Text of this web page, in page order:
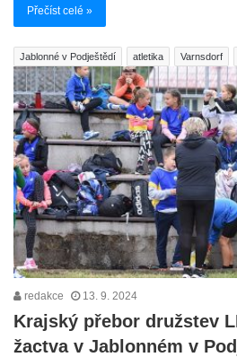
Přečíst celé »
Jablonné v Podještědí atletika Varnsdorf
redakce 13. 9. 2024
Krajský přebor družstev
žactva v Jablonném v